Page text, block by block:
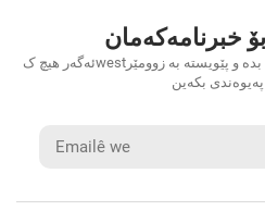
خبرنامەکەمان
ئەگەر هیچ کwestیەکت دات، لێرە داڕێژەی ئیمەیڵێک بدە و پێویستە بە زوومێر
بکەین